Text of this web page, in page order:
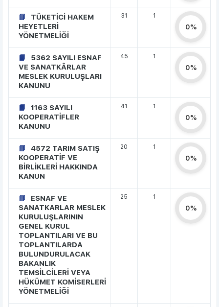
TÜKETİCİ HAKEM
HEYETLERİ
YÖNETMELİĞİ
31 1
0%
5362 SAYILI ESNAF
VE SANATKÂRLAR
MESLEK KURULUŞLARI
KANUNU
45 1
0%
1163 SAYILI
KOOPERATİFLER
KANUNU
41 1
0%
4572 TARIM SATIŞ
KOOPERATİF VE
BİRLİKLERİ HAKKINDA
KANUN
20 1
0%
ESNAF VE
SANATKARLAR MESLEK
KURULUŞLARININ
GENEL KURUL
TOPLANTILARI VE BU
TOPLANTILARDA
BULUNDURULACAK
BAKANLIK
TEMSİLCİLERİ VEYA
HÜKÜMET KOMİSERLERİ
YÖNETMELİĞİ
25 1
0%